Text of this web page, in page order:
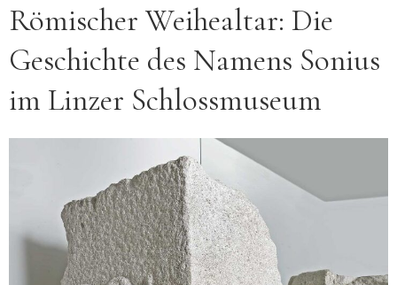
Römischer Weihealtar: Die
Geschichte des Namens Sonius
im Linzer Schlossmuseum